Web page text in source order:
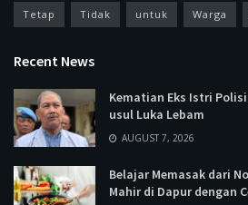
Tetap Tidak untuk Warga
Recent News
Kematian Eks Istri
usul Luka Lebam
AUGUST 7, 2026
Belajar Memasak dari
Mahir di Dapur dengan